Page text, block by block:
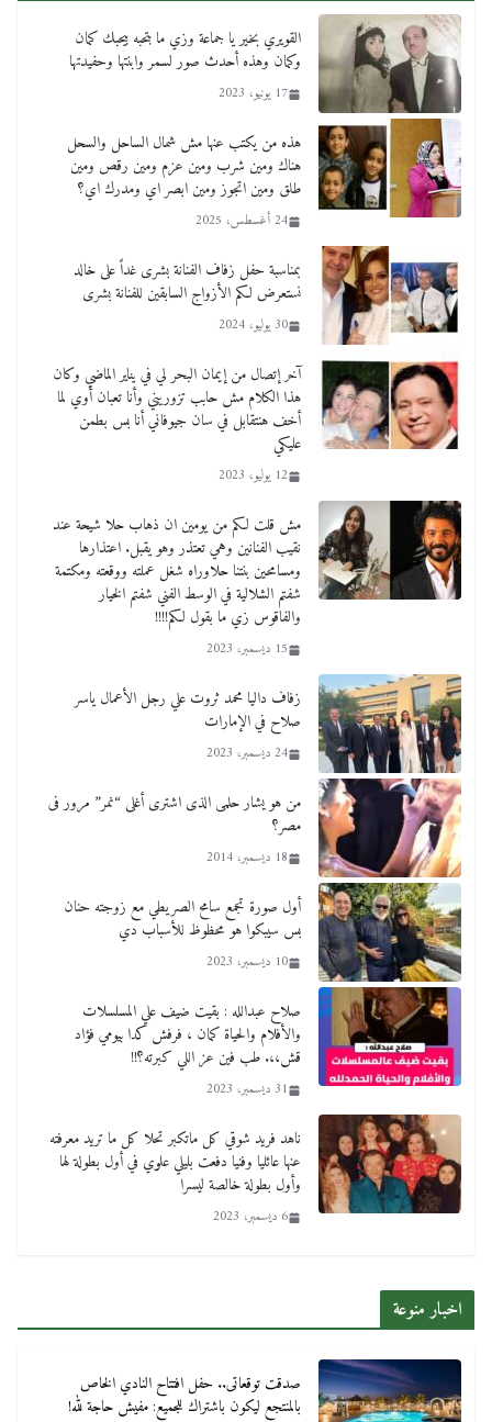
ماذا تعرف عن القويري غير انه بتاع الشمعدان
والإعلانات ؟
وفاة أسطورة الثمانيات وجيل العصر الذهبي طاهر
القويري ملك الدعاية لأشهر بسكويت في مصر
17 يناير، 2026
من مذكراتي علي هامش الأفراح حته كدا كهارب
تودي تحت الشمس يا ورا الشمس ووصفة كيف
تكون سمسار فنانين لناس مش مفهومين
12 يناير، 2026
عاجل قيد حركته وهتك عرضه بالقوة”.. جنايات
دمنهور تصدر حيثيات حبس المتهم بالاعتداء على
الطفل ياسين
لنا ان نفخر جمعيا إنجلترا تحتفل بمرور 10 سنوات
العهد
2 أبريل، 2026
القويري بخير يا جماعة وزي ما بتحبه بيحبك كمان
وكمان وهذه أحدث صور لسمر وابنتها وحفيدتها
17 يونيو، 2023
هذه من يكتب عنها مش شمال الساحل والسحل
هناك ومين شرب ومين عزم ومين رقص ومين
طلق ومين اتجوز ومين ابصر اي ومدرك اي؟
24 أغسطس، 2025
بمناسبة حفل زفاف الفنانة بشرى غداً على خالد
نستعرض لكم الأزواج السابقين للفنانة بشرى
30 يوليو، 2024
آخر إتصال من إيمان البحر لي في يناير الماضي وكان
هذا الكلام مش حابب تزوريني وأنا تعبان أوي لما
أخف هنتقابل في سان جيوفاني أنا بس بطمن
عليكي
12 يوليو، 2023
مش قلت لكم من يومين ان ذهاب حلا شيحة عند
نقيب الفنانين وهي تعتذر وهو يقبل. اعتذارها
ومسامحين بنتنا حلاوراه شغل عملته ووقعته ومكتمة
شفتم الشلالية في الوسط الفني شفتم الخيار
والفاقوس زي ما بقول لكم!!!!
15 ديسمبر، 2023
زفاف داليا محمد ثروت علي رجل الأعمال ياسر
صلاح في الإمارات
24 ديسمبر، 2023
من هو يشار حلمى الذى اشترى أغلى “نمر” مرور فى
مصر؟
18 ديسمبر، 2014
أول صورة تجمع سامح الصريطي مع زوجته حنان
بس سيبكوا هو محظوظ للأسباب دي
10 ديسمبر، 2023
صلاح عبدالله : بقيت ضيف علي المسلسلات
والأفلام والحياة كمان ، فرفش كدا بيومي فؤاد
قش،،. طب فين عز اللي كبرته؟!!
31 ديسمبر، 2023
ناهد فريد شوقي كل ماتكبر تحلا كل ما تريد معرفته
عنها عائليا وفنيا دفعت بليلي علوي في أول بطولة لها
وأول بطولة خالصة ليسرا
6 ديسمبر، 2023
اخبار منوعة
صدقت توقعاتى.. حفل افتتاح النادي الخاص
بالمنتجع ليكون باشتراك للجميع: مفيش حاجة لله!